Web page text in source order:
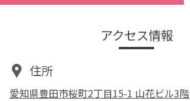
アクセス情報
住所
愛知県豊田市桜町2丁目15-1 山花ビル3階